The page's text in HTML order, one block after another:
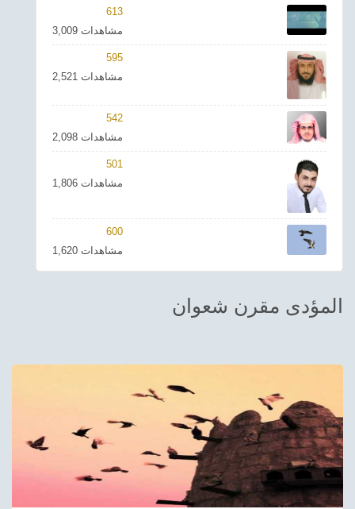
شعر
اناشيد
ادعية
احدث الفيديوهات
ترفيهي
Asian
Foreign
Sudani tones
613
3,009 مشاهدات
595
2,521 مشاهدات
542
2,098 مشاهدات
501
1,806 مشاهدات
600
1,620 مشاهدات
المؤدى مقرن شعوان